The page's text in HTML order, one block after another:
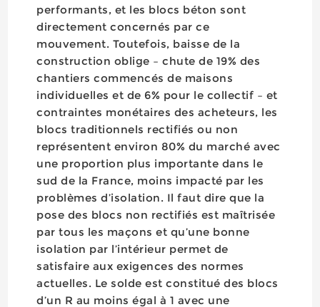
performants, et les blocs béton sont
directement concernés par ce
mouvement. Toutefois, baisse de la
construction oblige – chute de 19% des
chantiers commencés de maisons
individuelles et de 6% pour le collectif – et
contraintes monétaires des acheteurs, les
blocs traditionnels rectifiés ou non
représentent environ 80% du marché avec
une proportion plus importante dans le
sud de la France, moins impacté par les
problèmes d’isolation. Il faut dire que la
pose des blocs non rectifiés est maîtrisée
par tous les maçons et qu’une bonne
isolation par l’intérieur permet de
satisfaire aux exigences des normes
actuelles. Le solde est constitué des blocs
d’un R au moins égal à 1 avec une